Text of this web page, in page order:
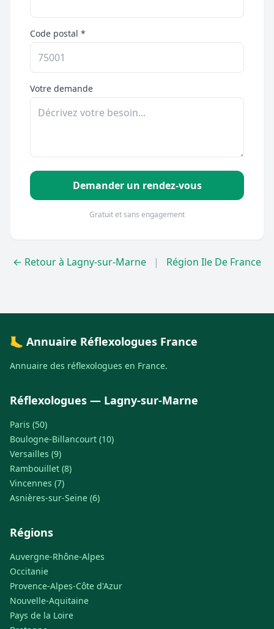
Code postal *
Votre demande
Demander un rendez-vous
Gratuit et sans engagement
← Retour à Lagny-sur-Marne | Région Ile De France
🦶 Annuaire Réflexologues France
Annuaire des réflexologues en France.
Réflexologues — Lagny-sur-Marne
Paris (50)
Boulogne-Billancourt (10)
Versailles (9)
Rambouillet (8)
Vincennes (7)
Asnières-sur-Seine (6)
Régions
Auvergne-Rhône-Alpes
Occitanie
Provence-Alpes-Côte d'Azur
Nouvelle-Aquitaine
Pays de la Loire